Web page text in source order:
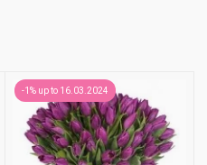
-1% up to 16.03.2024